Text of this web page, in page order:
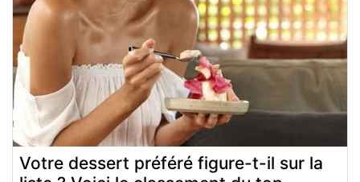
Votre dessert préféré figure-t-il sur la